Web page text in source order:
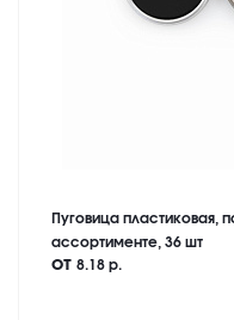
Пуговица пластиковая,
ассортименте, 36 шт
от 8.18 р.